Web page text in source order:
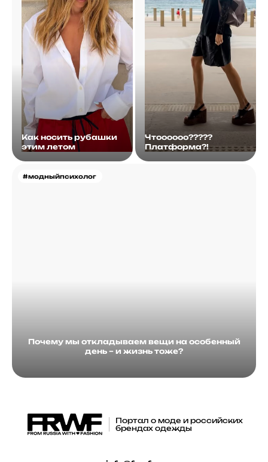
Как носить рубашки
этим летом
Чтоооооо?????
Платформа?!
#модныйпсихолог
Почему мы откладываем вещи на особенный
день – и жизнь тоже?
Портал о моде и российских
брендах одежды